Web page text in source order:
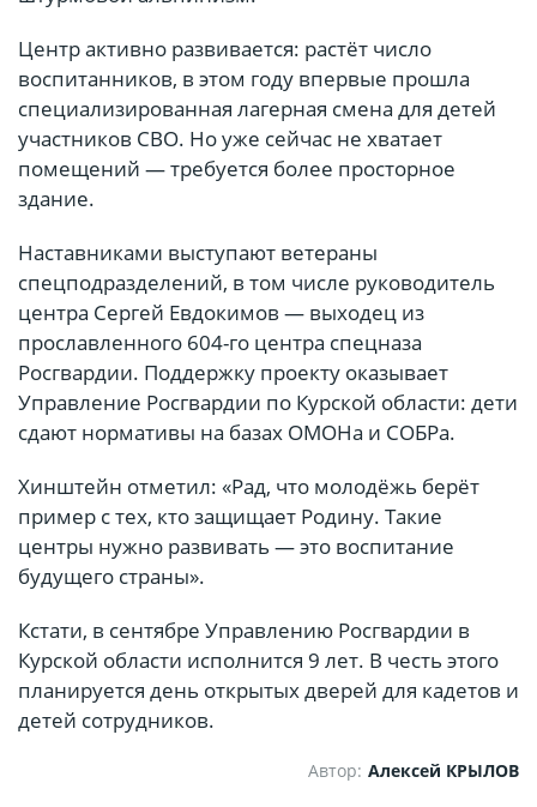
Центр активно развивается: растёт число
воспитанников, в этом году впервые прошла
специализированная лагерная смена для детей
участников СВО. Но уже сейчас не хватает
помещений — требуется более просторное
здание.
Наставниками выступают ветераны
спецподразделений, в том числе руководитель
центра Сергей Евдокимов — выходец из
прославленного 604-го центра спецназа
Росгвардии. Поддержку проекту оказывает
Управление Росгвардии по Курской области: дети
сдают нормативы на базах ОМОНа и СОБРа.
Хинштейн отметил: «Рад, что молодёжь берёт
пример с тех, кто защищает Родину. Такие
центры нужно развивать — это воспитание
будущего страны».
Кстати, в сентябре Управлению Росгвардии в
Курской области исполнится 9 лет. В честь этого
планируется день открытых дверей для кадетов и
детей сотрудников.
Автор: Алексей КРЫЛОВ